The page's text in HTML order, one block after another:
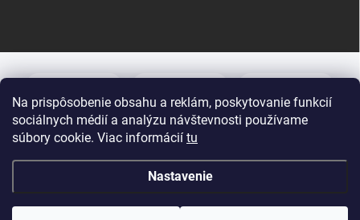
Na prispôsobenie obsahu a reklám, poskytovanie funkcií
sociálnych médií a analýzu návštevnosti používame
súbory cookie. Viac informácií tu
Nastavenie
Copyright 2026Cukrárske dekorácie. Všetky práva vyhradené.Upraviť